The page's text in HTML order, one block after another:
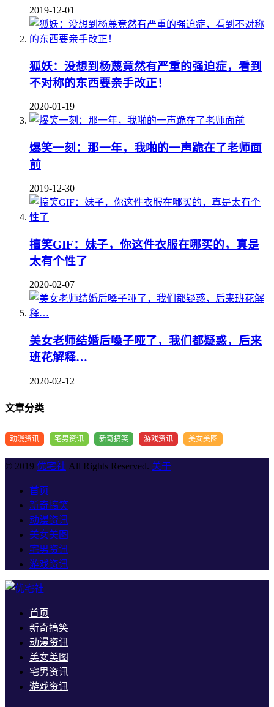
2019-12-01
狐妖：没想到杨蔑竟然有严重的强迫症，看到
不对称的东西要亲手改正！
2020-01-19
爆笑一刻：那一年，我啪的一声跪在了老师面
前
2019-12-30
搞笑GIF：妹子，你这件衣服在哪买的，真是
太有个性了
2020-02-07
美女老师结婚后嗓子哑了，我们都疑惑，后来
班花解释…
2020-02-12
文章分类
动漫资讯 宅男资讯 新奇搞笑 游戏资讯 美女美图
© 2019 优宅社 All Rights Reserved. 关于
首页
新奇搞笑
动漫资讯
美女美图
宅男资讯
游戏资讯
首页
新奇搞笑
动漫资讯
美女美图
宅男资讯
游戏资讯